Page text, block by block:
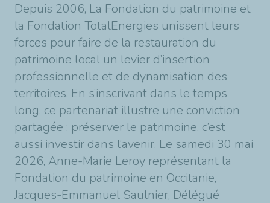
Depuis 2006, La Fondation du patrimoine et
la Fondation TotalEnergies unissent leurs
forces pour faire de la restauration du
patrimoine local un levier d’insertion
professionnelle et de dynamisation des
territoires. En s’inscrivant dans le temps
long, ce partenariat illustre une conviction
partagée : préserver le patrimoine, c’est
aussi investir dans l’avenir. Le samedi 30 mai
2026, Anne-Marie Leroy représentant la
Fondation du patrimoine en Occitanie,
Jacques-Emmanuel Saulnier, Délégué